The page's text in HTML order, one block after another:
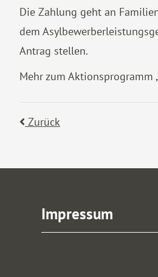
Die Zahlung geht an
dem
Antrag stellen.
Mehr zum Aktionsprogramm
Zurück
Impressum